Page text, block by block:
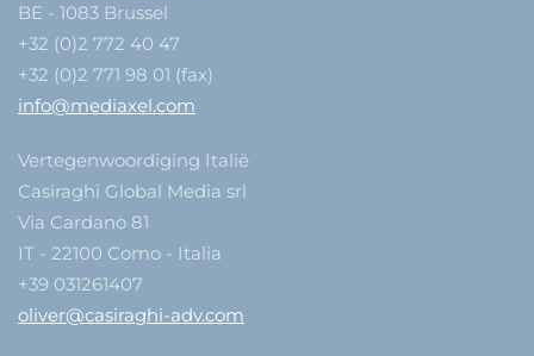
BE - 1083 Brussel
+32 (0)2 772 40 47
+32 (0)2 771 98 01 (fax)
info@mediaxel.com
Vertegenwoordiging Italië
Casiraghi Global Media srl
Via Cardano 81
IT - 22100 Como - Italia
+39 031261407
oliver@casiraghi-adv.com